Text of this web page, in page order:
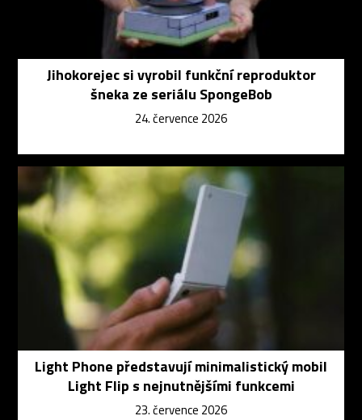
Jihokorejec si vyrobil funkční reproduktor
šneka ze seriálu SpongeBob
24. července 2026
Light Phone představují minimalistický mobil
Light Flip s nejnutnějšími funkcemi
23. července 2026